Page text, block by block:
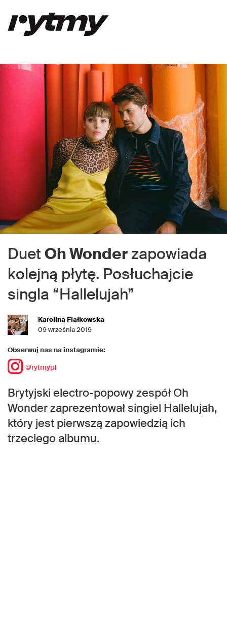
Duet Oh Wonder zapowiada
kolejną płytę. Posłuchajcie
singla “Hallelujah”
Karolina Fiałkowska
09 września 2019
Obserwuj nas na instagramie:
@rytmypl
Brytyjski electro-popowy zespół Oh
Wonder zaprezentował singiel Hallelujah,
który jest pierwszą zapowiedzią ich
trzeciego albumu.